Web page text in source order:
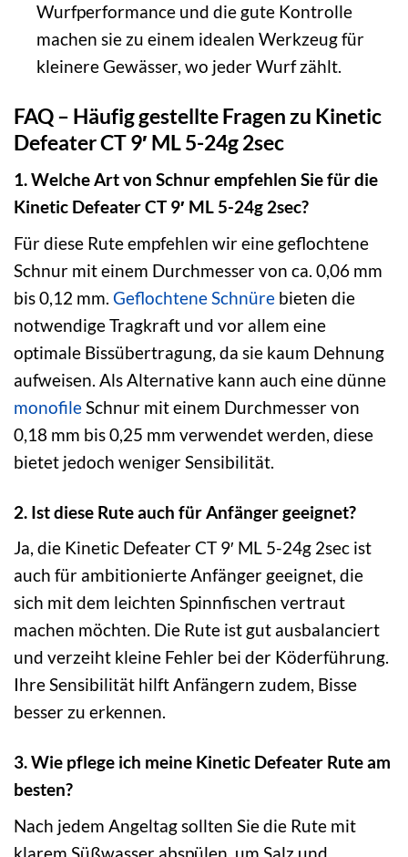
Wurfperformance und die gute Kontrolle
machen sie zu einem idealen Werkzeug für
kleinere Gewässer, wo jeder Wurf zählt.
FAQ – Häufig gestellte Fragen zu Kinetic
Defeater CT 9′ ML 5-24g 2sec
1. Welche Art von Schnur empfehlen Sie für die
Kinetic Defeater CT 9′ ML 5-24g 2sec?
Für diese Rute empfehlen wir eine geflochtene
Schnur mit einem Durchmesser von ca. 0,06 mm
bis 0,12 mm. Geflochtene Schnüre bieten die
notwendige Tragkraft und vor allem eine
optimale Bissübertragung, da sie kaum Dehnung
aufweisen. Als Alternative kann auch eine dünne
monofileSchnur mit einem Durchmesser von
0,18 mm bis 0,25 mm verwendet werden, diese
bietet jedoch weniger Sensibilität.
2. Ist diese Rute auch für Anfänger geeignet?
Ja, die Kinetic Defeater CT 9′ ML 5-24g 2sec ist
auch für ambitionierte Anfänger geeignet, die
sich mit dem leichten Spinnfischen vertraut
machen möchten. Die Rute ist gut ausbalanciert
und verzeiht kleine Fehler bei der Köderführung.
Ihre Sensibilität hilft Anfängern zudem, Bisse
besser zu erkennen.
3. Wie pflege ich meine Kinetic Defeater Rute am
besten?
Nach jedem Angeltag sollten Sie die Rute mit